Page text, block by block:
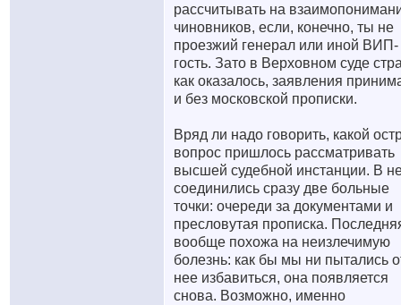
рассчитывать на
чиновников, если, конечно, ты не
проезжий генерал или иной ВИП-
гость. Зато в Верховном суде
как оказалось, заявления
и без московской прописки.
Вряд ли надо говорить, какой
вопрос пришлось рассматривать
высшей судебной инстанции. В
соединились сразу две больные
точки: очереди за документами и
пресловутая прописка.
вообще похожа на неизлечимую
болезнь: как бы мы ни пытались
нее избавиться, она появляется
снова. Возможно, именно